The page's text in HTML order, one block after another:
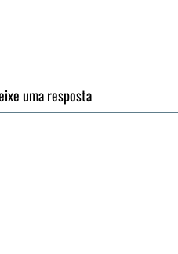
uma resposta